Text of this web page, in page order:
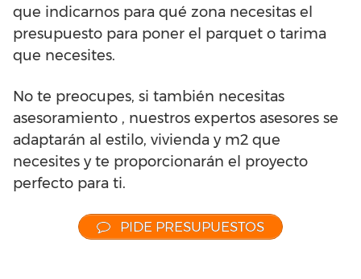
que indicarnos para qué zona necesitas el
presupuesto para poner el parquet o tarima
que necesites.
No te preocupes, si también necesitas
asesoramiento , nuestros expertos asesores se
adaptarán al estilo, vivienda y m2 que
necesites y te proporcionarán el proyecto
perfecto para ti.
PIDE PRESUPUESTOS